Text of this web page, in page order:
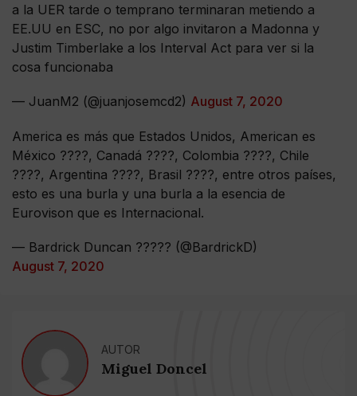
a la UER tarde o temprano terminaran metiendo a
EE.UU en ESC, no por algo invitaron a Madonna y
Justim Timberlake a los Interval Act para ver si la
cosa funcionaba
— JuanM2 (@juanjosemcd2) August 7, 2020
America es más que Estados Unidos, American es
México ????, Canadá ????, Colombia ????, Chile
????, Argentina ????, Brasil ????, entre otros países,
esto es una burla y una burla a la esencia de
Eurovison que es Internacional.
— Bardrick Duncan ???‍?? (@BardrickD)
August 7, 2020
AUTOR
Miguel Doncel